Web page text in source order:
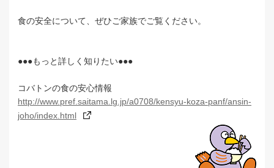
食の安全について、ぜひご家族でご覧ください。
●●●もっと詳しく知りたい●●●
コバトンの食の安心情報
http://www.pref.saitama.lg.jp/a0708/kensyu-koza-panf/ansin-
joho/index.html